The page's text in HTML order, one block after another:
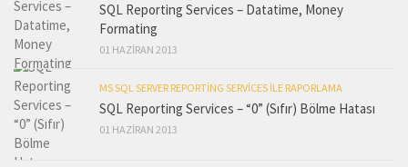
SQL Reporting Services – Datatime, Money
Formating
01 HAZIRAN 2013
MS SQL SERVER REPORTING SERVICES ILE RAPORLAMA
SQL Reporting Services – “0” (Sıfır) Bölme Hatası
01 HAZIRAN 2013